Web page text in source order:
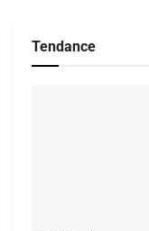
Tendance